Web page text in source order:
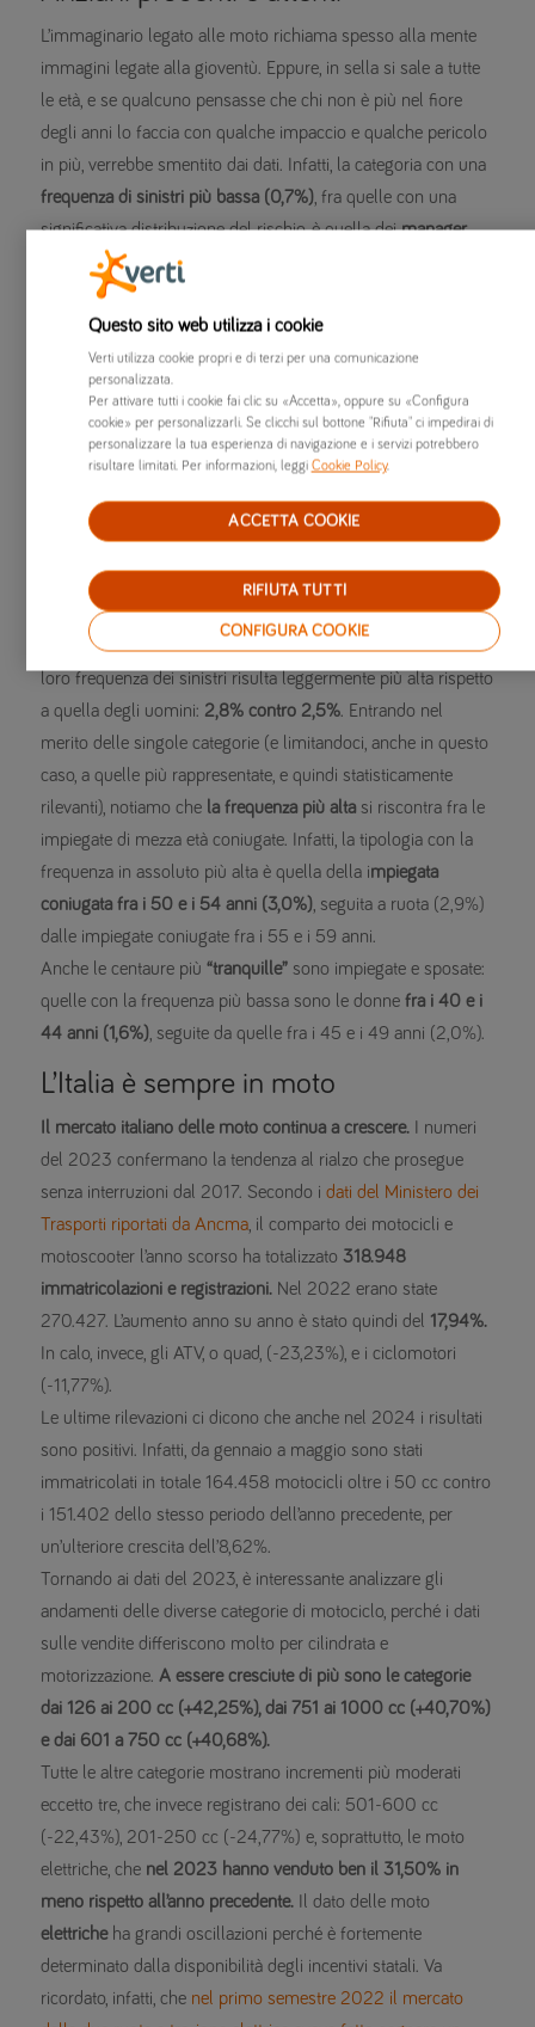
L’immaginario legato alle moto richiama spesso alla mente
immagini legate alla gioventù. Eppure, in sella si sale a tutte
le età, e se qualcuno pensasse che chi non è più nel fiore
degli anni lo faccia con qualche impaccio e qualche pericolo
in più, verrebbe smentito dai dati. Infatti, la categoria con una
frequenza di sinistri più bassa (0,7%) , fra quelle con una
significativa distribuzione del rischio, è quella deimanager
coniugati fra i 55 e i 59 anni
Ma già in questo caso si tratta di persone non più
giovanissime, il dato sull’età aumenta ancora di più
scorrendo le posizioni immediatamente successive nella
graduatoria dei motociclisti che vanno meno spesso incontro
a sinistri. Infatti, al secondo posto a pari merito con una
frequenza dell’1,1% troviamo i pensionati coniugatida 70 a
pensionati, seppure “baby” (da 60 a 64 anni), al quarto posto:
Donna al manubrio…
Come si comportano, invece, le motocicliste? In generale, la
loro frequenza dei sinistri risulta leggermente più alta rispetto
a quella degli uomini: 2,8% contro 2,5%. Entrando nel
merito delle singole categorie (e limitandoci, anche in questo
caso, a quelle più rappresentate, e quindi statisticamente
rilevanti), notiamo che la frequenza più alta si riscontra fra le
impiegate di mezza età coniugate. Infatti, la tipologia con la
frequenza in assoluto più alta è quella della impiegata
coniugata fra i 50 e i 54 anni (3,0%) , seguita a ruota (2,9%)
dalle impiegate coniugate fra i 55 e i 59 anni.
Anche le centaure più “tranquille” sono impiegate e sposate:
quelle con la frequenza più bassa sono le donne fra i 40 e i
44 anni (1,6%) , seguite da quelle fra i 45 e i 49 anni (2,0%).
L’Italia è sempre in moto
Il mercato italiano delle moto continua a crescere. I numeri
del 2023 confermano la tendenza al rialzo che prosegue
senza interruzioni dal 2017. Secondo i dati del Ministero dei
Trasporti riportati da Ancma , il comparto dei motocicli e
motoscooter l’anno scorso ha totalizzato 318.948
immatricolazioni e registrazioni. Nel 2022 erano state
270.427. L’aumento anno su anno è stato quindi del 17,94%.
In calo, invece, gli ATV, o quad, (-23,23%), e i ciclomotori
(-11,77%).
Le ultime rilevazioni ci dicono che anche nel 2024 i risultati
sono positivi. Infatti, da gennaio a maggio sono stati
immatricolati in totale 164.458 motocicli oltre i 50 cc contro
i 151.402 dello stesso periodo dell’anno precedente, per
un’ulteriore crescita dell’8,62%.
Tornando ai dati del 2023, è interessante analizzare gli
andamenti delle diverse categorie di motociclo, perché i dati
sulle vendite differiscono molto per cilindrata e
motorizzazione. A essere cresciute di più sono le categorie
dai 126 ai 200 cc (+42,25%), dai 751 ai 1000 cc (+40,70%)
e dai 601 a 750 cc (+40,68%).
Tutte le altre categorie mostrano incrementi più moderati
eccetto tre, che invece registrano dei cali: 501-600 cc
(-22,43%), 201-250 cc (-24,77%) e, soprattutto, le moto
elettriche, che nel 2023 hanno venduto ben il 31,50% in
meno rispetto all’anno precedente. Il dato delle moto
elettricheha grandi oscillazioni perché è fortemente
determinato dalla disponibilità degli incentivi statali. Va
ricordato, infatti, che nel primo semestre 2022 il mercato
Questo sito web utilizza i cookie
Verti utilizza cookie propri e di terzi per una comunicazione
personalizzata.
Per attivare tutti i cookie fai clic su «Accetta», oppure su «Configura
cookie» per personalizzarli. Se clicchi sul bottone "Rifiuta" ci impedirai di
personalizzare la tua esperienza di navigazione e i servizi potrebbero
risultare limitati. Per informazioni, leggi Cookie Policy.
CONFIGURA COOKIE
RIFIUTA TUTTI
ACCETTA COOKIE